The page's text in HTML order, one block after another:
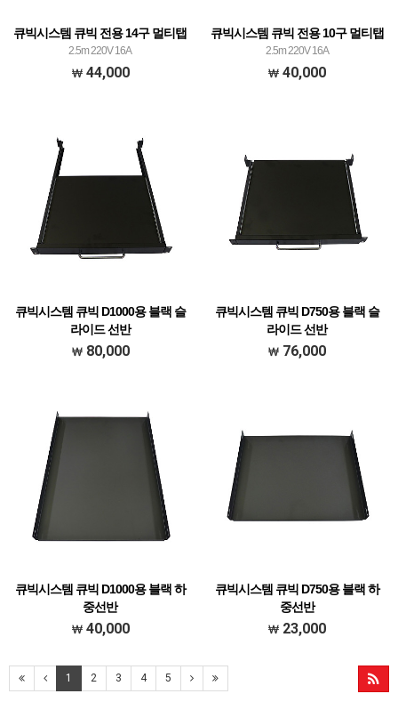
큐빅시스템 큐빅 전용 14구 멀티탭
2.5m 220V 16A
44,000
큐빅시스템 큐빅 전용 10구 멀티탭
2.5m 220V 16A
40,000
큐빅시스템 큐빅 D1000용 블랙 슬
라이드 선반
1U X Depth 380mm
80,000
큐빅시스템 큐빅 D750용 블랙 슬
라이드 선반
1U X Depth 380mm
76,000
큐빅시스템 큐빅 D1000용 블랙 하
중선반
(W)495 X (D) 700mm
40,000
큐빅시스템 큐빅 D750용 블랙 하
중선반
(W)495 X (D) 400mm
23,000
1 2 3 4 5